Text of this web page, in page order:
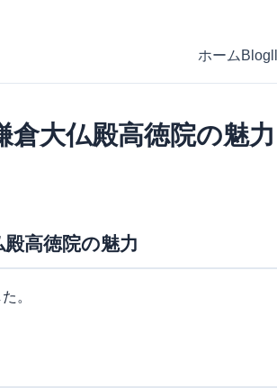
ホーム Blog
倉大仏殿高徳院の魅力
高徳院の魅力
。